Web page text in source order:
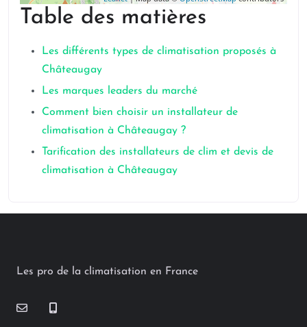
Table des matières
Les différents types de climatisation proposés à
Châteaugay
Les marques leaders du marché
Comment bien choisir un installateur de
climatisation à Châteaugay ?
Tarification des installateurs de clim et devis de
climatisation à Châteaugay
Les pro de la climatisation en France